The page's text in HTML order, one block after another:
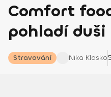
Comfort
pohladí duši
Stravování Nika Klasko